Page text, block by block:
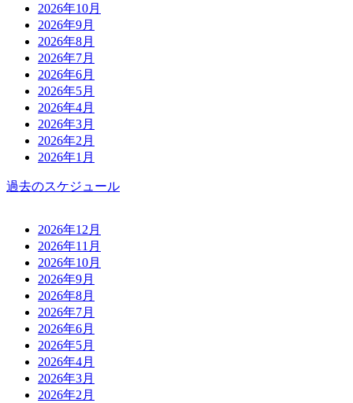
2026年10月
2026年9月
2026年8月
2026年7月
2026年6月
2026年5月
2026年4月
2026年3月
2026年2月
2026年1月
過去のスケジュール
2026年12月
2026年11月
2026年10月
2026年9月
2026年8月
2026年7月
2026年6月
2026年5月
2026年4月
2026年3月
2026年2月